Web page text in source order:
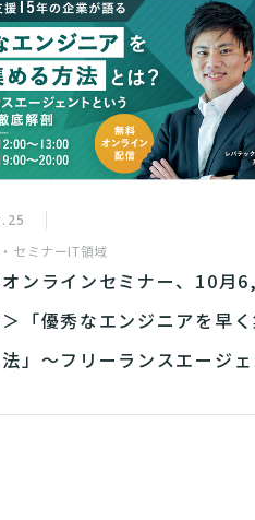
セミナーIT領域
ンラインセミナー、10月
「優秀なエンジニアを早く
」～フリーランスエージェ